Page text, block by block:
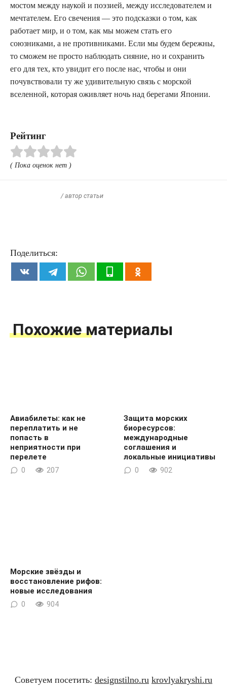
мостом между наукой и поэзией, между исследователем и
мечтателем. Его свечения — это подсказки о том, как
работает мир, и о том, как мы можем стать его
союзниками, а не противниками. Если мы будем бережны,
то сможем не просто наблюдать сияние, но и сохранить
его для тех, кто увидит его после нас, чтобы и они
почувствовали ту же удивительную связь с морской
вселенной, которая оживляет ночь над берегами Японии.
Рейтинг
( Пока оценок нет )
/ автор статьи
Поделиться:
Похожие материалы
Авиабилеты: как не
переплатить и не
попасть в
неприятности при
перелете
0 207
Защита морских
биоресурсов:
международные
соглашения и
локальные инициативы
0 902
Морские звёзды и
восстановление рифов:
новые исследования
0 904
Советуем посетить: designstilno.ru krovlyakryshi.ru